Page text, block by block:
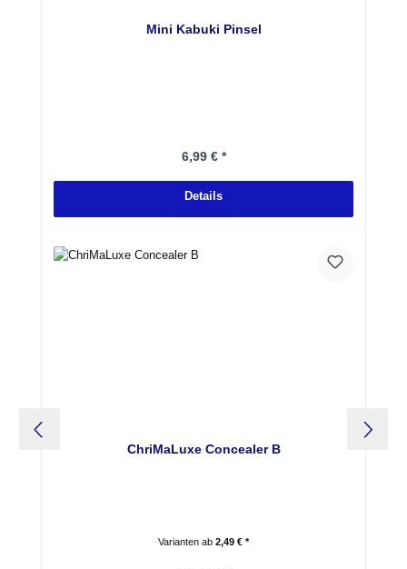
Mini Kabuki Pinsel
Regulärer Preis:
6,99 € *
Details
ChriMaLuxe Concealer B
Varianten ab 2,49 € *